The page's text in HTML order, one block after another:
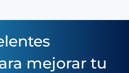
mejorar tu